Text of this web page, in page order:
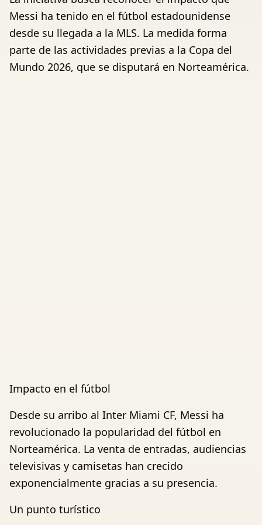
Messi ha tenido en el fútbol estadounidense
desde su llegada a la MLS. La medida forma
parte de las actividades previas a la Copa del
Mundo 2026, que se disputará en Norteamérica.
Impacto en el fútbol
Desde su arribo al Inter Miami CF, Messi ha
revolucionado la popularidad del fútbol en
Norteamérica. La venta de entradas, audiencias
televisivas y camisetas han crecido
exponencialmente gracias a su presencia.
Un punto turístico